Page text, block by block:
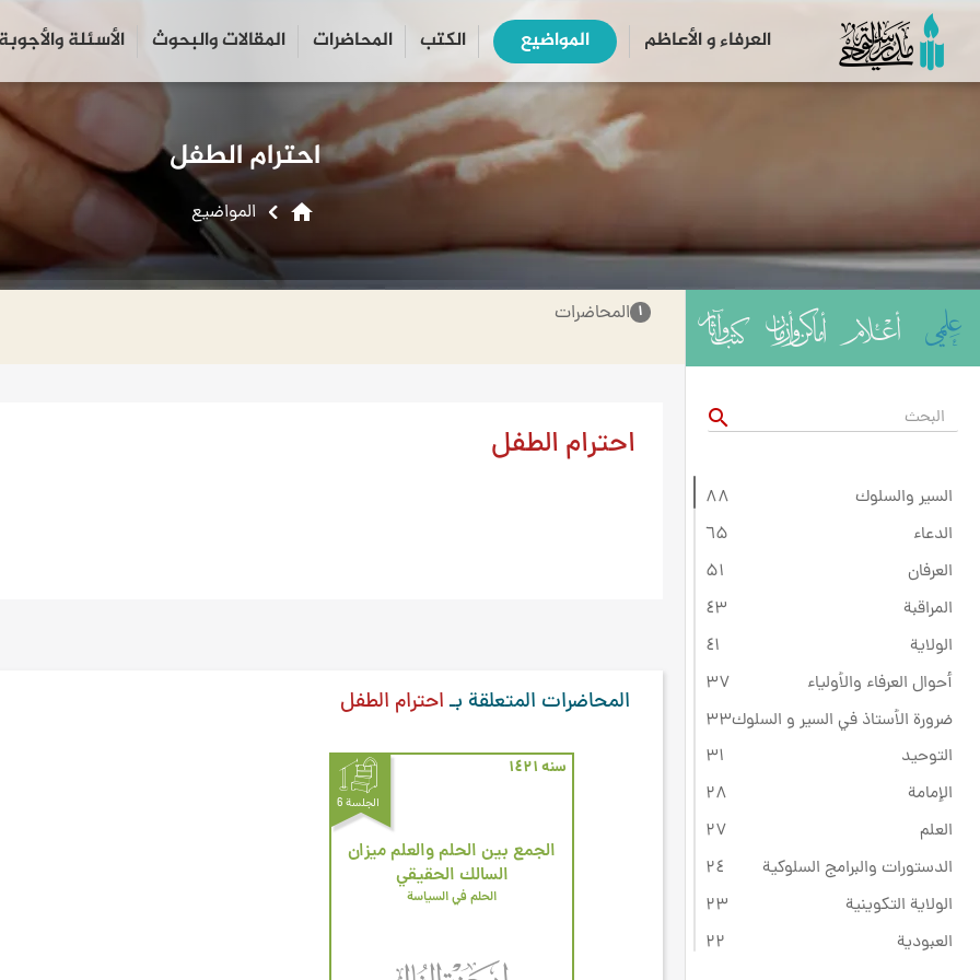
العرفاء و الأعاظم المواضیع الكتب المحاضرات المقالات والبحوث الأسئلة والأجوبة search
close
احترام الطفل
home المواضیع
search
السير والسلوك
۸۸
الدعاء
٦۵
العرفان
۵۱
المراقبة
٤۳
الولاية
٤۱
أحوال العرفاء والأولياء
۳۷
ضرورة الأستاذ في السير و السلوك۳۳
التوحيد
۳۱
الإمامة
۲۸
العلم
۲۷
الدستورات والبرامج السلوكية
۲٤
الولاية التكوينية
۲۳
العبودية
۲۲
۱ المحاضرات
احترام الطفل
المحاضرات المتعلقة بـاحترام الطفل
سنه ۱٤۲۱
الجلسة 6
الجمع بين الحلم والعلم ميزان
السالك الحقيقي
الحلم في السياسة